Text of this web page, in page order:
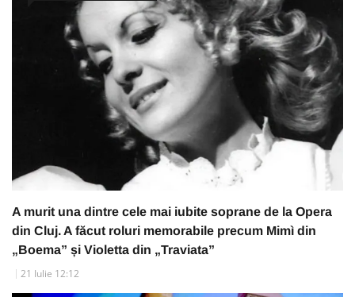
A murit una dintre cele mai iubite soprane de la Opera
din Cluj. A făcut roluri memorabile precum Mimì din
„Boema” și Violetta din „Traviata”
21 Iulie 12:12